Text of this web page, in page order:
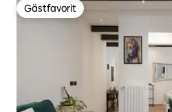
Gästfavorit
Gästfavorit